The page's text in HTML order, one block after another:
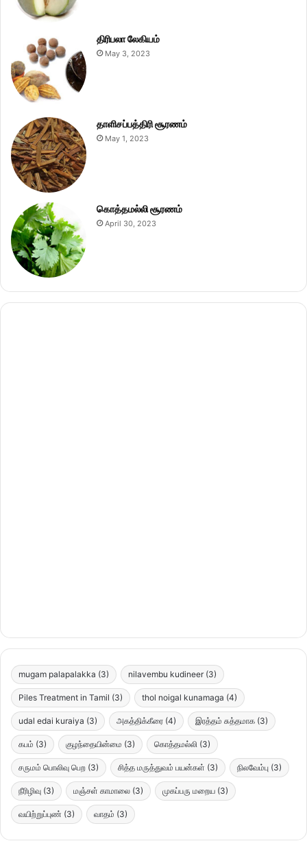
திரிபலா லேகியம்
May 3, 2023
தாளிசப்பத்திரி சூரணம்
May 1, 2023
கொத்தமல்லி சூரணம்
April 30, 2023
mugam palapalakka (3) nilavembu kudineer (3)
Piles Treatment in Tamil (3) thol noigal kunamaga (4)
udal edai kuraiya (3) அகத்திக்கீரை (4) இரத்தம் சுத்தமாக (3)
கபம் (3) குழந்தையின்மை (3) கொத்தமல்லி (3)
சருமம் பொலிவு பெற (3) சித்த மருத்துவம் பயன்கள் (3) நிலவேம்பு (3)
நீரிழிவு (3) மஞ்சள் காமாலை (3) முகப்பரு மறைய (3)
வயிற்றுப்புண் (3) வாதம் (3)